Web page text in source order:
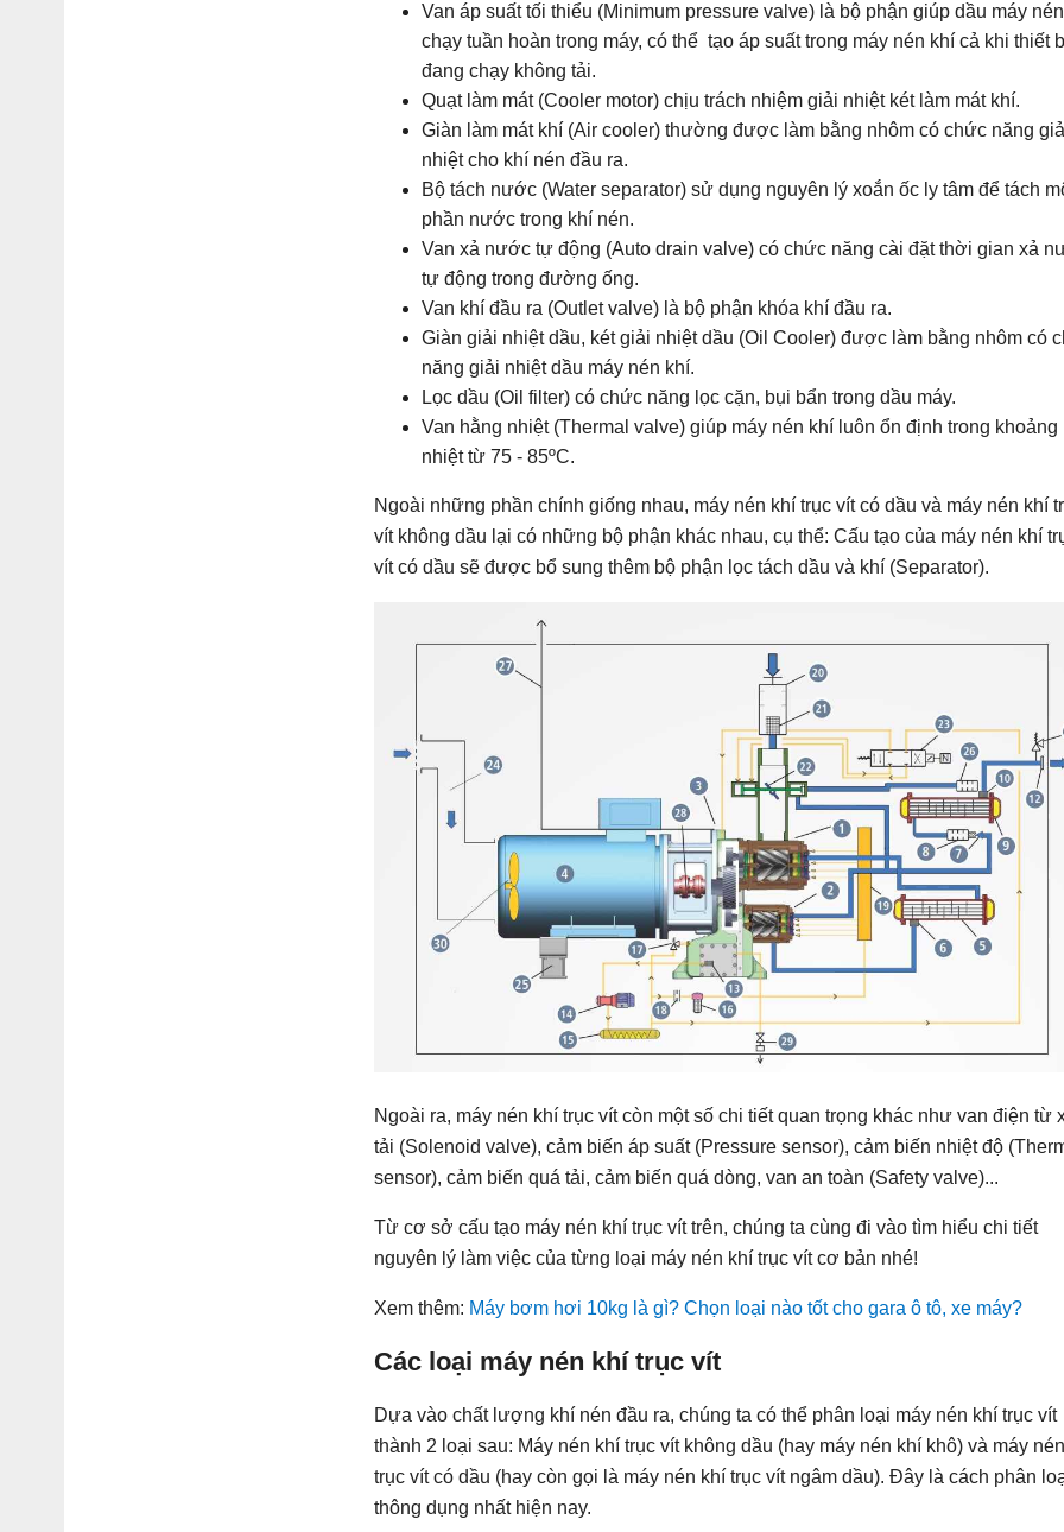
Van áp suất tối thiểu (Minimum pressure valve) là bộ phận giúp dầu máy
chạy tuần hoàn trong máy, có thể tạo áp suất trong máy nén khí cả khi thiết
đang chạy không tải.
Quạt làm mát (Cooler motor) chịu trách nhiệm giải nhiệt két làm mát khí.
Giàn làm mát khí (Air cooler) thường được làm bằng nhôm có chức năng
nhiệt cho khí nén đầu ra.
Bộ tách nước (Water separator) sử dụng nguyên lý xoắn ốc ly tâm để tách
phần nước trong khí nén.
Van xả nước tự động (Auto drain valve) có chức năng cài đặt thời gian xả
tự động trong đường ống.
Van khí đầu ra (Outlet valve) là bộ phận khóa khí đầu ra.
Giàn giải nhiệt dầu, két giải nhiệt dầu (Oil Cooler) được làm bằng nhôm có
năng giải nhiệt dầu máy nén khí.
Lọc dầu (Oil filter) có chức năng lọc cặn, bụi bẩn trong dầu máy.
Van hằng nhiệt (Thermal valve) giúp máy nén khí luôn ổn định trong khoảng
nhiệt từ 75 - 85ºC.
Ngoài những phần chính giống nhau, máy nén khí trục vít có dầu và máy nén khí
vít không dầu lại có những bộ phận khác nhau, cụ thể: Cấu tạo của máy nén khí
vít có dầu sẽ được bổ sung thêm bộ phận lọc tách dầu và khí (Separator).
Ngoài ra, máy nén khí trục vít còn một số chi tiết quan trọng khác như van điện từ
tải (Solenoid valve), cảm biến áp suất (Pressure sensor), cảm biến nhiệt độ
sensor), cảm biến quá tải, cảm biến quá dòng, van an toàn (Safety valve)...
Từ cơ sở cấu tạo máy nén khí trục vít trên, chúng ta cùng đi vào tìm hiểu chi tiết
nguyên lý làm việc của từng loại máy nén khí trục vít cơ bản nhé!
Xem thêm: Máy bơm hơi 10kg là gì? Chọn loại nào tốt cho gara ô tô, xe máy?
Các loại máy nén khí trục vít
Dựa vào chất lượng khí nén đầu ra, chúng ta có thể phân loại máy nén khí trục vít
thành 2 loại sau: Máy nén khí trục vít không dầu (hay máy nén khí khô) và máy
trục vít có dầu (hay còn gọi là máy nén khí trục vít ngâm dầu). Đây là cách phân
thông dụng nhất hiện nay.